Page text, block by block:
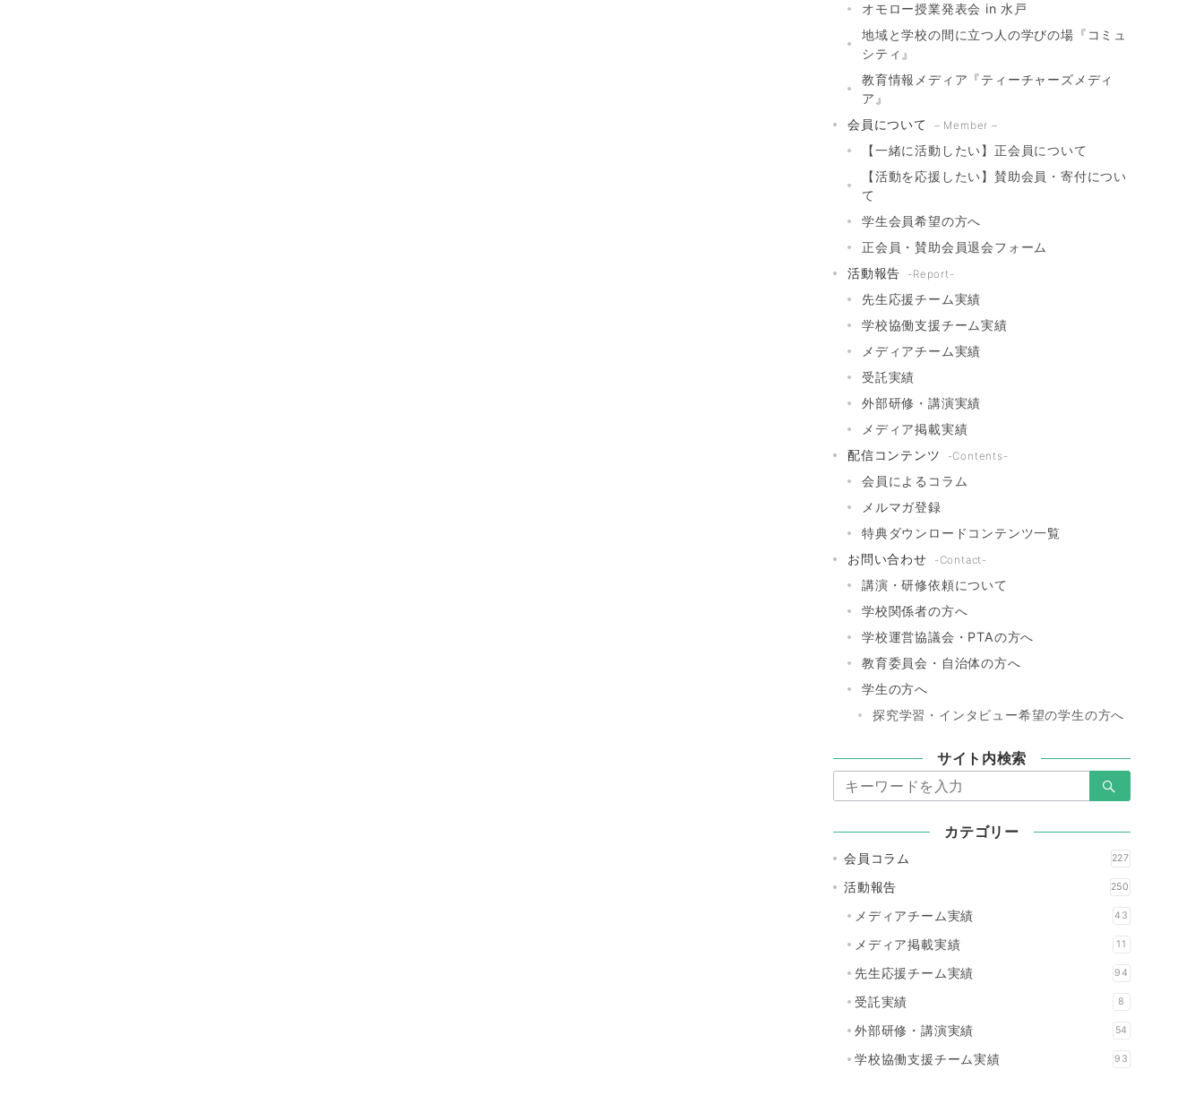
オモロー授業発表会 in 水戸
地域と学校の間に立つ人の学びの場『コミュ
シティ』
教育情報メディア『ティーチャーズメディ
ア』
会員について
– Member –
【一緒に活動したい】正会員について
【活動を応援したい】賛助会員・寄付につい
て
学生会員希望の方へ
正会員・賛助会員退会フォーム
活動報告
-Report-
先生応援チーム実績
学校協働支援チーム実績
メディアチーム実績
受託実績
外部研修・講演実績
メディア掲載実績
配信コンテンツ
-Contents-
会員によるコラム
メルマガ登録
特典ダウンロードコンテンツ一覧
お問い合わせ
-Contact-
講演・研修依頼について
学校関係者の方へ
学校運営協議会・PTAの方へ
教育委員会・自治体の方へ
学生の方へ
探究学習・インタビュー希望の学生の方へ
サイト内検索
索：
カテゴリー
会員コラム 227
活動報告 250
メディアチーム実績 43
メディア掲載実績 11
先生応援チーム実績 94
受託実績 8
外部研修・講演実績 54
学校協働支援チーム実績 93